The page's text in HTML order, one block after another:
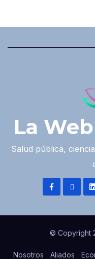
La
Salud pública,
© Copyright
Nosotros Aliados